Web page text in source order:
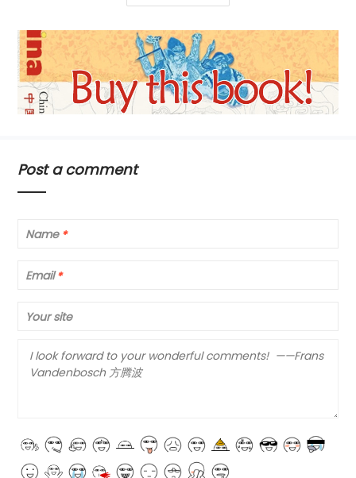
Post a comment
Name *
Email *
Your site